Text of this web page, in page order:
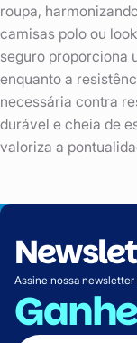
roupa,
camisas polo ou
seguro proporciona
enquanto a
necessária contra
durável e cheia de
valoriza a
Assine nossa newsletter